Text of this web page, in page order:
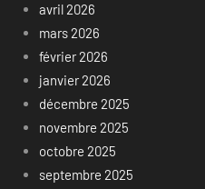
avril 2026
mars 2026
février 2026
janvier 2026
décembre 2025
novembre 2025
octobre 2025
septembre 2025